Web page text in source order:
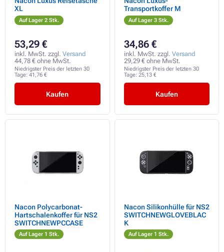
XL
Auf Lager 2 Stk.
53,29 €
inkl. MwSt. zzgl. Versand
44,78 € ohne MwSt.
Niedrigster Preis der letzten 30
Tage: 41,76 €
Kaufen
Transportkoffer M
Auf Lager 3 Stk.
34,86 €
inkl. MwSt. zzgl. Versand
29,29 € ohne MwSt.
Niedrigster Preis der letzten 30
Tage: 25,13 €
Kaufen
Nacon Polycarbonat-
Hartschalenkoffer für NS2
SWITCHNEWPCCASE
Auf Lager 1 Stk.
Nacon Silikonhülle für NS2
SWITCHNEWGLOVEBLAC
K
Auf Lager 1 Stk.